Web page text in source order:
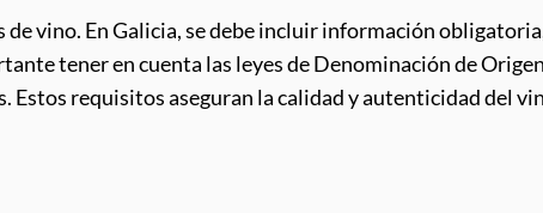
vino. En Galicia, se debe incluir información
tener en cuenta las leyes de Denominación de
requisitos aseguran la calidad y autenticidad del